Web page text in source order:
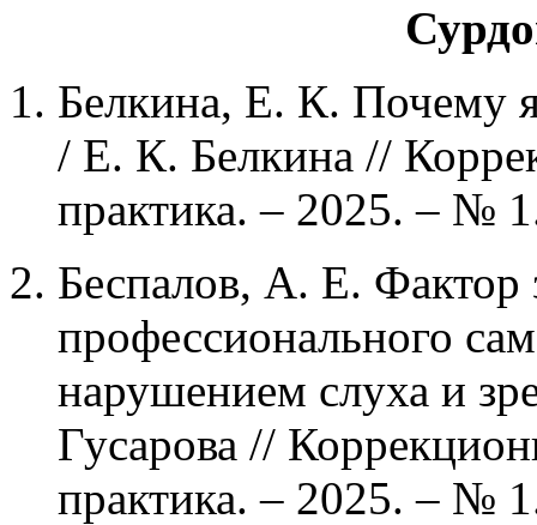
Белкина, Е. К. Почему
/ Е. К. Белкина //
практика. – 2025. – №
Беспалов, А. Е. Фактор
профессионального
нарушением слуха и
Гусарова //
практика. – 2025. – №